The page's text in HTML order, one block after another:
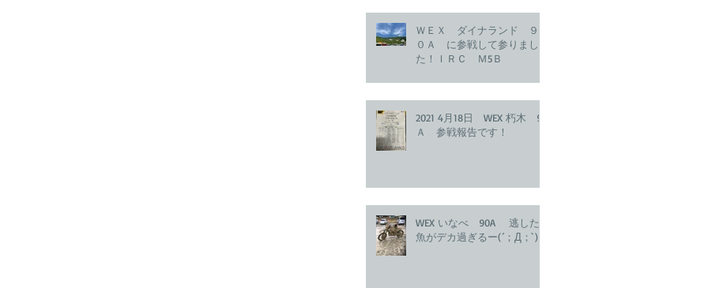
ＷＥＸ ダイナランド ９
０Ａ に参戦して参りまし
た！ＩＲＣ Ｍ5Ｂ
2021 4月18日 WEX 朽木 90
Ａ 参戦報告です！
WEX いなべ 90A 逃した
魚がデカ過ぎるー(´；Д；`)